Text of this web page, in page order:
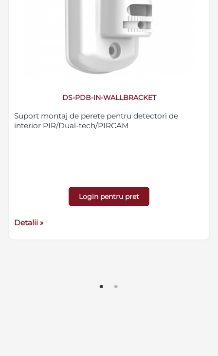
DS-PDB-IN-WALLBRACKET
Suport montaj de perete pentru detectori de
interior PIR/Dual-tech/PIRCAM
Login pentru pret
Detalii »